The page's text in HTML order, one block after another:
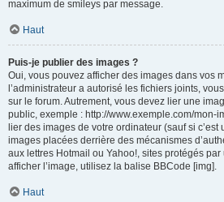
maximum de smileys par message.
Haut
Puis-je publier des images ?
Oui, vous pouvez afficher des images dans vos
l’administrateur a autorisé les fichiers joints,
sur le forum. Autrement, vous devez lier une
public, exemple : http://www.exemple.com/mon-
lier des images de votre ordinateur (sauf si
images placées derrière des mécanismes
aux lettres Hotmail ou Yahoo!, sites protégés
afficher l’image, utilisez la balise BBCode [img].
Haut